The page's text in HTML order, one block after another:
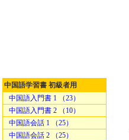
中国語学習書 初級者用
中国語入門書 1 （23）
中国語入門書 2 （10）
中国語会話 1 （25）
中国語会話 2 （25）